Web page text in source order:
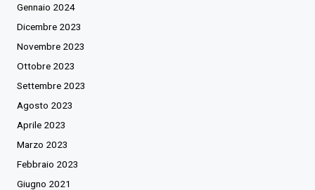
Gennaio 2024
Dicembre 2023
Novembre 2023
Ottobre 2023
Settembre 2023
Agosto 2023
Aprile 2023
Marzo 2023
Febbraio 2023
Giugno 2021